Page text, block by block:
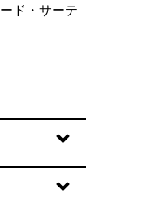
ド・サーテ